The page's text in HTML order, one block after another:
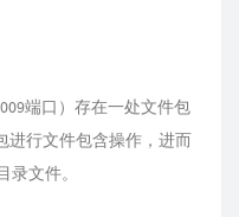
端口）存在一处文件包
进行文件包含操作，进而
文件。